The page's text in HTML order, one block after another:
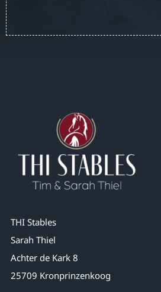
THI Stables
Sarah Thiel
Achter de Kark 8
25709 Kronprinzenkoog